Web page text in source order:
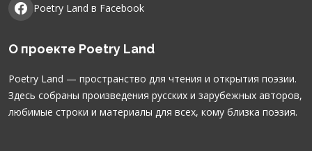
Poetry Land в Facebook
О проекте Poetry Land
Poetry Land — пространство для чтения и открытия поэзии.
Здесь собраны произведения русских и зарубежных авторов,
любимые строки и материалы для всех, кому близка поэзия.